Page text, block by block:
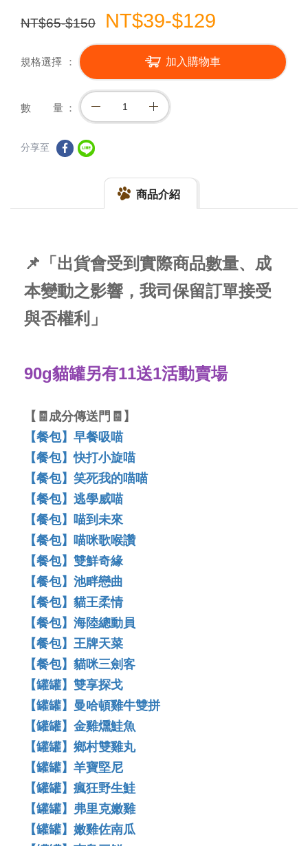
NT$65-$150 NT$39-$129
規格選擇 加入購物車
數 量
分享至
商品介紹
📌「出貨會受到實際商品數量、成
本變動之影響，我司保留訂單接受
與否權利」
90g貓罐另有11送1活動賣場
【🧾成分傳送門🧾】
【餐包】早餐吸喵
【餐包】快打小旋喵
【餐包】笑死我的喵喵
【餐包】逃學威喵
【餐包】喵到未來
【餐包】喵咪歌喉讚
【餐包】雙鮮奇緣
【餐包】池畔戀曲
【餐包】貓王柔情
【餐包】海陸總動員
【餐包】王牌天菜
【餐包】貓咪三劍客
【罐罐】雙享探戈
【罐罐】曼哈頓雞牛雙拼
【罐罐】金雞燻鮭魚
【罐罐】鄉村雙雞丸
【罐罐】羊寶堅尼
【罐罐】瘋狂野生鮭
【罐罐】弗里克嫩雞
【罐罐】嫩雞佐南瓜